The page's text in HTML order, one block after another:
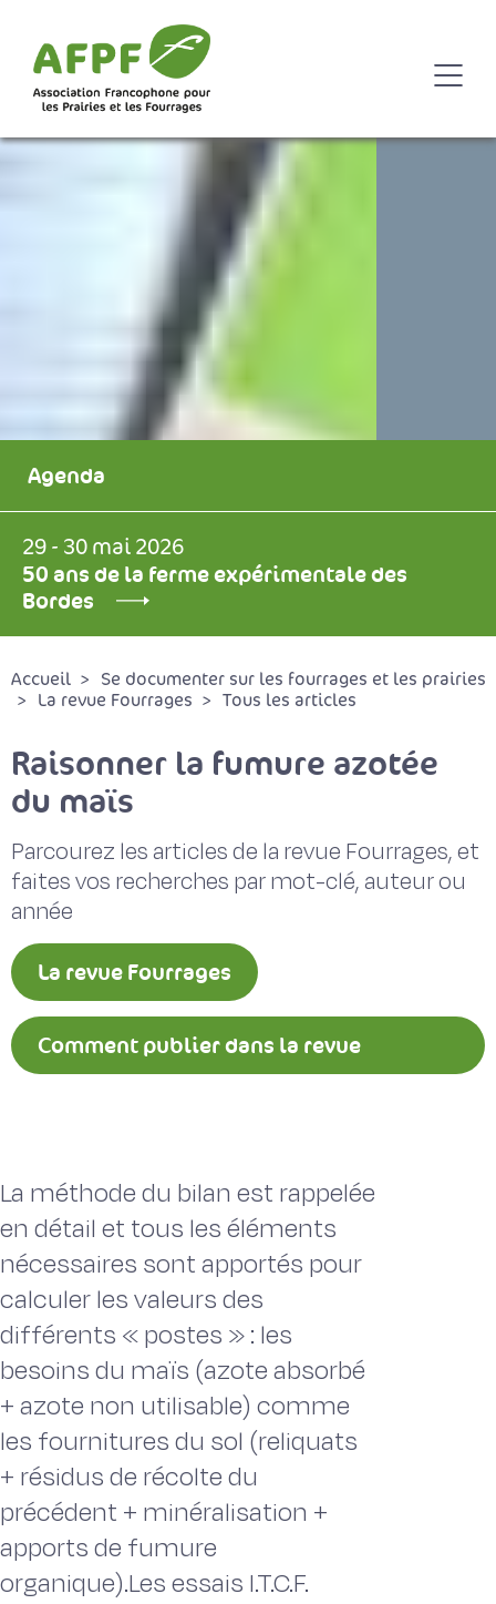
Agenda
29 - 30 mai 2026
50 ans de la ferme expérimentale des
Bordes
Accueil
Se documenter sur les fourrages et les prairies
La revue Fourrages
Tous les articles
Raisonner la fumure azotée
du maïs
Parcourez les articles de la revue Fourrages, et
faites vos recherches par mot-clé, auteur ou
année
La revue Fourrages
Comment publier dans la revue
La méthode du bilan est rappelée
en détail et tous les éléments
nécessaires sont apportés pour
calculer les valeurs des
différents « postes » : les
besoins du maïs (azote absorbé
+ azote non utilisable) comme
les fournitures du sol (reliquats
+ résidus de récolte du
précédent + minéralisation +
apports de fumure
organique).Les essais I.T.C.F.